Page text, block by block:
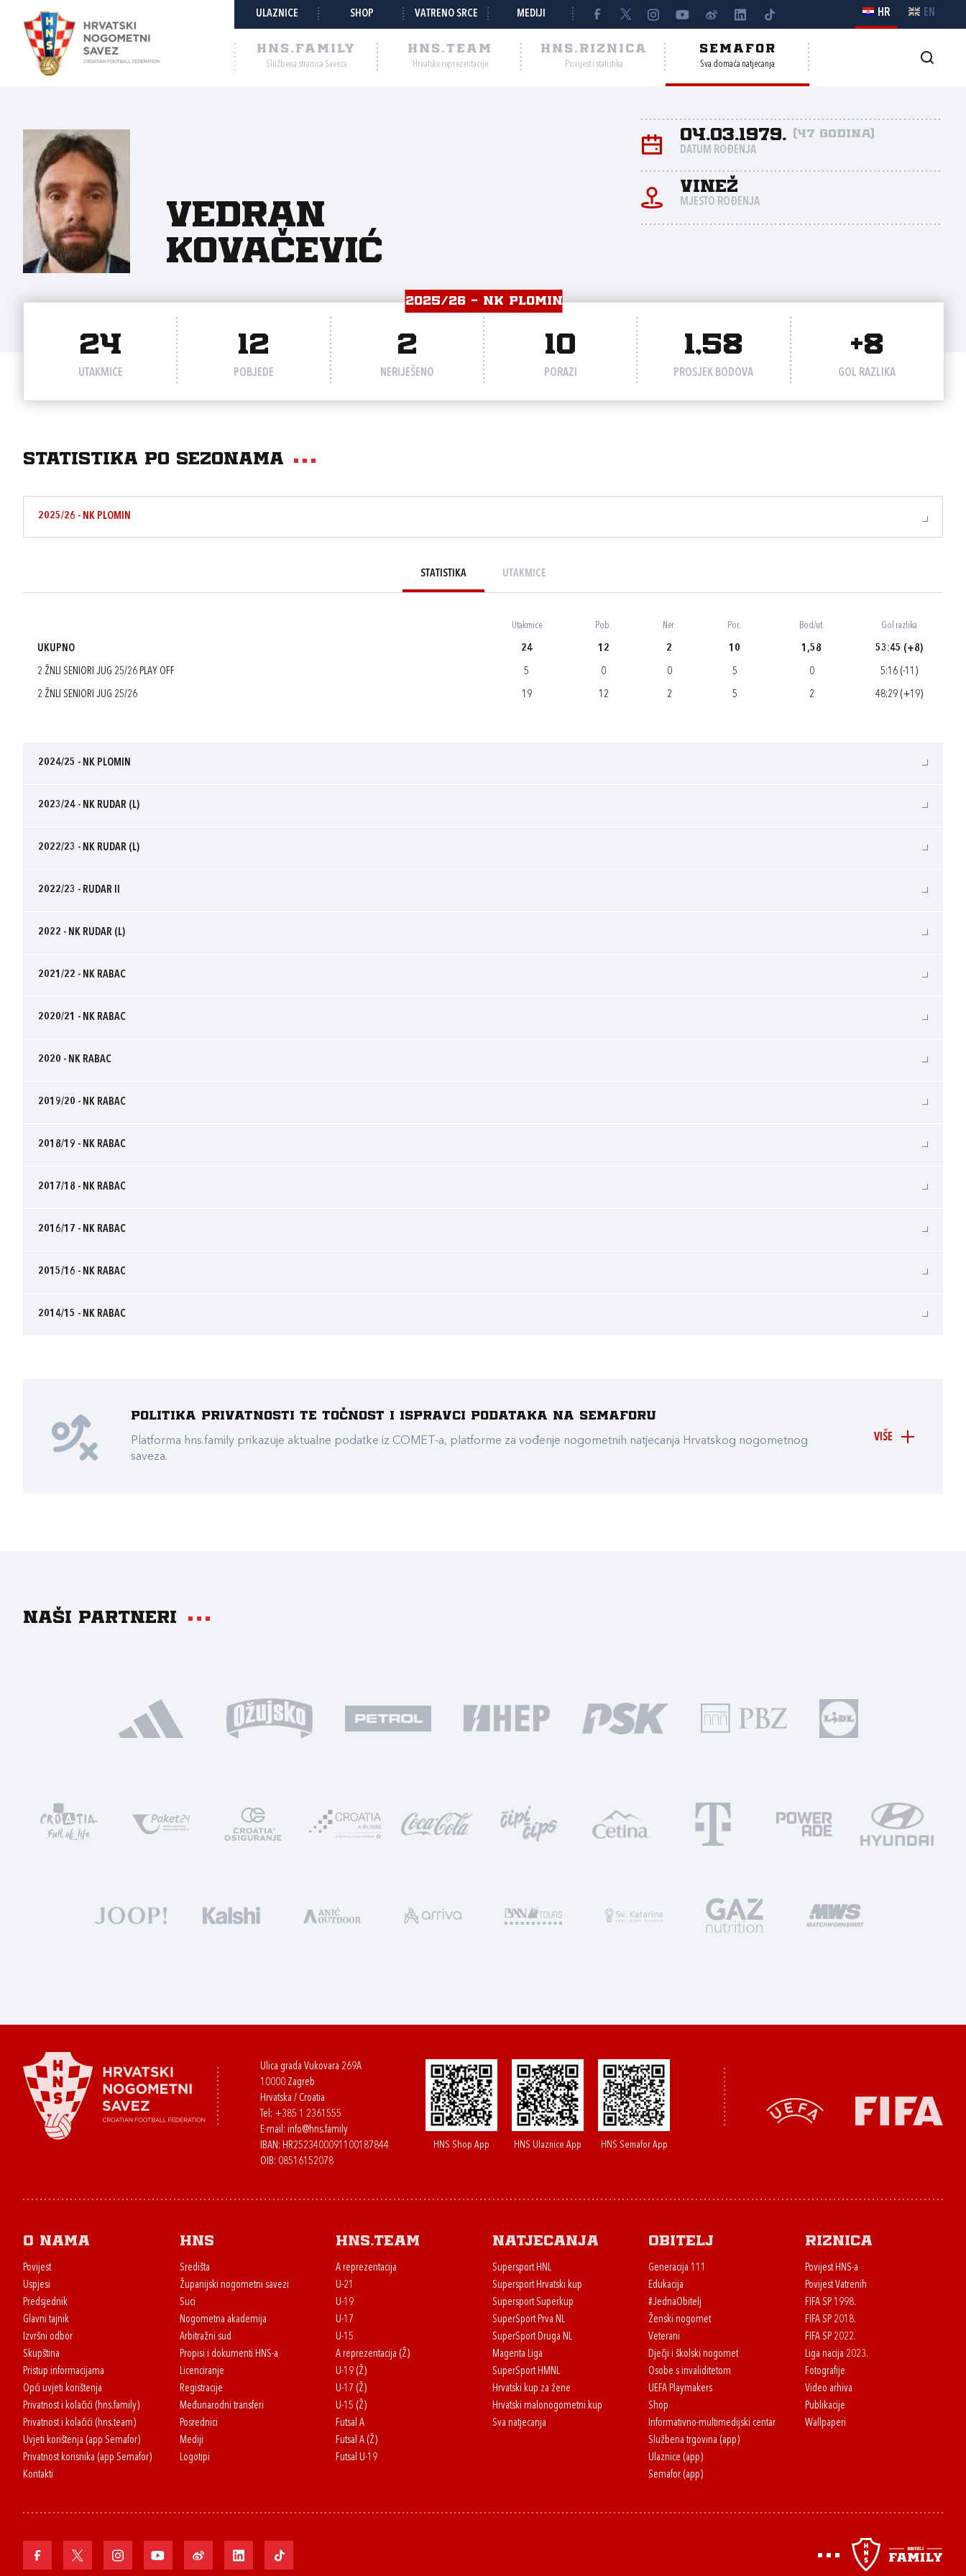
ULAZNICE SHOP VATRENO SRCE MEDIJI HR EN
HNS.FAMILY
Službena stranica Saveza
HNS.TEAM
Hrvatske reprezentacije
HNS.RIZNICA
Povijest i statistika
SEMAFOR
Sva domaća natjecanja
Vedran
Kovačević
04.03.1979. (47 godina)
DATUM ROĐENJA
Vinež
MJESTO ROĐENJA
2025/26 - NK PLOMIN
24
UTAKMICE
12
POBJEDE
2
NERIJEŠENO
10
PORAZI
1,58
PROSJEK BODOVA
+8
GOL RAZLIKA
Statistika po sezonama
2025/26 - NK PLOMIN
STATISTIKA UTAKMICE
Utakmice Pob. Ner. Por. Bod/ut. Gol razlika
UKUPNO 24 12 2 10 1,58 53:45 (+8)
2 ŽNLI SENIORI JUG 25/26 PLAY OFF 5 0 0 5 0 5:16 (-11)
2 ŽNLI SENIORI JUG 25/26 19 12 2 5 2 48:29 (+19)
2024/25 - NK PLOMIN
2023/24 - NK RUDAR (L)
2022/23 - NK RUDAR (L)
2022/23 - RUDAR II
2022 - NK RUDAR (L)
2021/22 - NK RABAC
2020/21 - NK RABAC
2020 - NK RABAC
2019/20 - NK RABAC
2018/19 - NK RABAC
2017/18 - NK RABAC
2016/17 - NK RABAC
2015/16 - NK RABAC
2014/15 - NK RABAC
VIŠE
Politika privatnosti te točnost i ispravci podataka na Semaforu
Platforma hns.family prikazuje aktualne podatke iz COMET-a, platforme za vođenje nogometnih natjecanja Hrvatskog nogometnog
saveza.
Naši partneri
Ulica grada Vukovara 269A
10000 Zagreb
Hrvatska / Croatia
Tel: +385 1 2361555
E-mail: info@hns.family
IBAN: HR2523400091100187844
OIB: 08516152078
HNS Shop App HNS Ulaznice App HNS Semafor App
O nama
Povijest
Uspjesi
Predsjednik
Glavni tajnik
Izvršni odbor
Skupština
Pristup informacijama
Opći uvjeti korištenja
Privatnost i kolačići (hns.family)
Privatnost i kolačići (hns.team)
Uvjeti korištenja (app Semafor)
Privatnost korisnika (app Semafor)
Kontakti
HNS
Središta
Županijski nogometni savezi
Suci
Nogometna akademija
Arbitražni sud
Propisi i dokumenti HNS-a
Licenciranje
Registracije
Međunarodni transferi
Posrednici
Mediji
Logotipi
HNS.team
A reprezentacija
U-21
U-19
U-17
U-15
A reprezentacija (Ž)
U-19 (Ž)
U-17 (Ž)
U-15 (Ž)
Futsal A
Futsal A (Ž)
Futsal U-19
Natjecanja
Supersport HNL
Supersport Hrvatski kup
Supersport Superkup
SuperSport Prva NL
SuperSport Druga NL
Magenta Liga
SuperSport HMNL
Hrvatski kup za žene
Hrvatski malonogometni kup
Sva natjecanja
Obitelj
Generacija 111
Edukacija
#JednaObitelj
Ženski nogomet
Veterani
Dječji i školski nogomet
Osobe s invaliditetom
UEFA Playmakers
Shop
Informativno-multimedijski centar
Službena trgovina (app)
Ulaznice (app)
Semafor (app)
Riznica
Povijest HNS-a
Povijest Vatrenih
FIFA SP 1998.
FIFA SP 2018.
FIFA SP 2022.
Liga nacija 2023.
Fotografije
Video arhiva
Publikacije
Wallpaperi